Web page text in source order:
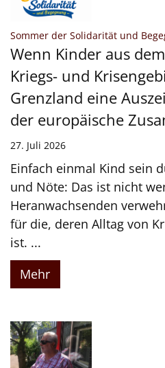
Sommer der Solidarität und
Wenn Kinder aus
Kriegs- und
Grenzland eine
der europäische
27. Juli 2026
Einfach einmal Kind sein
und Nöte: Das ist nicht
Heranwachsenden
für die, deren Alltag von
ist. ...
Mehr